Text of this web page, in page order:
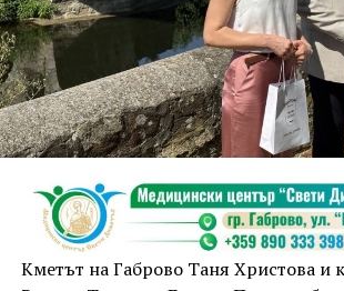
Кметът на Габрово Таня Христова и